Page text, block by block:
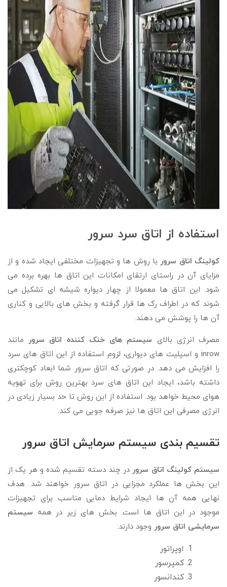
استفاده از اتاق سرد سرور
کولینگ اتاق سرور با روش ها و تجهیزات مختلفی ایجاد شده و از
مزایای آن در راستای ارتقای امکانات این اتاق ها بهره برده می
شود. این اتاق ها معمولا از چهار دیواره شیشه ای تشکیل می
شوند که در اطراف رک ها قرار گرفته و بخش های بالایی و کناری
آن ها را پوشش می دهند.
مصرف انرژی بالای سیستم های خنک کننده اتاق سرور
مانند
inrow و اسپلیت های دیواری، لزوم استفاده از این اتاق های سرد
را افزایش می دهد. در صورتی که اتاق سرور شما ابعاد کوچکتری
داشته باشد، ایجاد این اتاق های سرد بهترین روش برای تهویه
هوای محیط خواهد بود. استفاده از این روش تا حد بسیار زیادی در
انرژی مصرفی این اتاق ها نیز صرفه جویی می کند.
تقسیم بندی سیستم سرمایش اتاق سرور
سیستم کولینگ اتاق سرور در چند دسته تقسیم شده و هر یک از
این بخش ها عملکرد مجزایی در اتاق سرور خواهند شد. هدف
نهایی همه آن ها ایجاد شرایط دمایی مناسب برای تجهیزات
موجود در این اتاق ها است. بخش های زیر در همه سیستم
سرمایشی اتاق سرور وجود دارند:
اوپراتور
کمپرسور
کندانسور